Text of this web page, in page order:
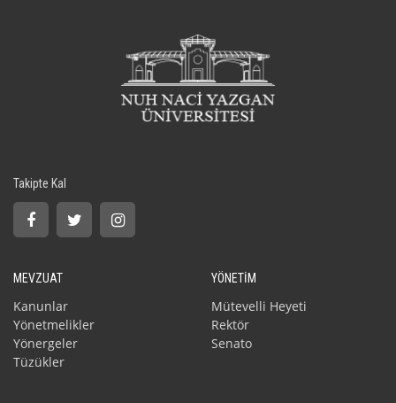
Takipte Kal
MEVZUAT
Kanunlar
Yönetmelikler
Yönergeler
Tüzükler
YÖNETİM
Mütevelli Heyeti
Rektör
Senato